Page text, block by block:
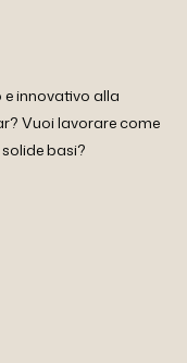
innovativo alla
Vuoi lavorare come
basi?